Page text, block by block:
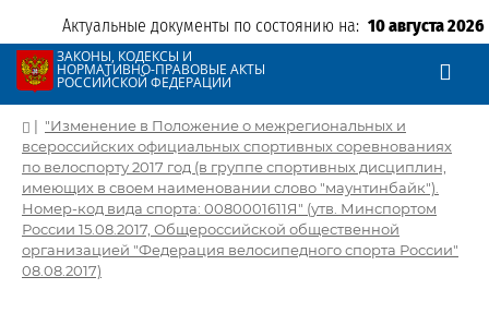
Актуальные документы по состоянию на: 10 августа 2026
ЗАКОНЫ, КОДЕКСЫ И
НОРМАТИВНО-ПРАВОВЫЕ АКТЫ
РОССИЙСКОЙ ФЕДЕРАЦИИ
| "Изменение в Положение о межрегиональных и
всероссийских официальных спортивных соревнованиях
по велоспорту 2017 год (в группе спортивных дисциплин,
имеющих в своем наименовании слово "маунтинбайк").
Номер-код вида спорта: 0080001611Я" (утв. Минспортом
России 15.08.2017, Общероссийской общественной
организацией "Федерация велосипедного спорта России"
08.08.2017)